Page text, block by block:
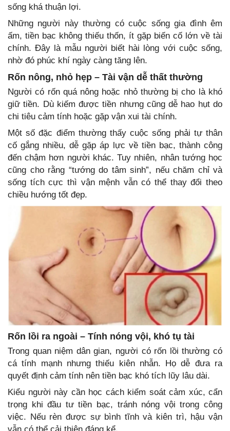
sống khá thuận lợi.
Những người này thường có cuộc sống gia đình êm
ấm, tiền bạc không thiếu thốn, ít gặp biến cố lớn về tài
chính. Đây là mẫu người biết hài lòng với cuộc sống,
nhờ đó phúc khí ngày càng tăng lên.
Rốn nông, nhỏ hẹp – Tài vận dễ thất thường
Người có rốn quá nông hoặc nhỏ thường bị cho là khó
giữ tiền. Dù kiếm được tiền nhưng cũng dễ hao hụt do
chi tiêu cảm tính hoặc gặp vận xui tài chính.
Một số đặc điểm thường thấy cuộc sống phải tự thân
cố gắng nhiều, dễ gặp áp lực về tiền bạc, thành công
đến chậm hơn người khác. Tuy nhiên, nhân tướng học
cũng cho rằng “tướng do tâm sinh”, nếu chăm chỉ và
sống tích cực thì vận mệnh vẫn có thể thay đổi theo
chiều hướng tốt đẹp.
Rốn lồi ra ngoài – Tính nóng vội, khó tụ tài
Trong quan niệm dân gian, người có rốn lồi thường có
cá tính mạnh nhưng thiếu kiên nhẫn. Họ dễ đưa ra
quyết định cảm tính nên tiền bạc khó tích lũy lâu dài.
Kiểu người này cần học cách kiểm soát cảm xúc, cẩn
trọng khi đầu tư tiền bạc, tránh nóng vội trong công
việc. Nếu rèn được sự bình tĩnh và kiên trì, hậu vận